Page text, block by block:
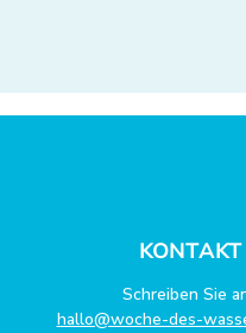
KONTAKT
Schreiben Sie
hallo@woche-des-